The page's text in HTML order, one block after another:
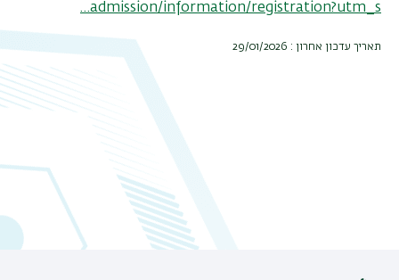
admission/information/registration?utm_s…
תאריך עדכון אחרון : 29/01/2026